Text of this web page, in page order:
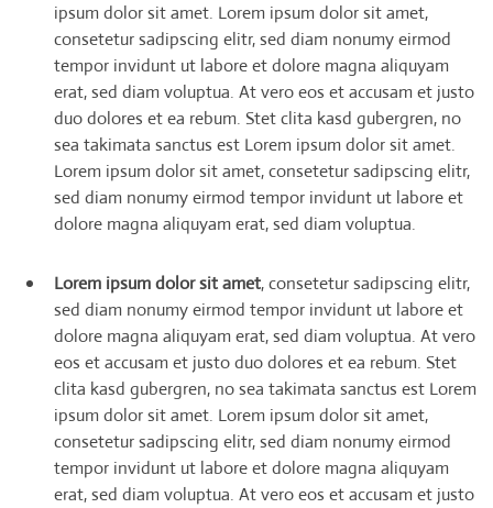
ipsum dolor sit amet. Lorem ipsum dolor sit amet,
consetetur sadipscing elitr, sed diam nonumy eirmod
tempor invidunt ut labore et dolore magna aliquyam
erat, sed diam voluptua. At vero eos et accusam et justo
duo dolores et ea rebum. Stet clita kasd gubergren, no
sea takimata sanctus est Lorem ipsum dolor sit amet.
Lorem ipsum dolor sit amet, consetetur sadipscing elitr,
sed diam nonumy eirmod tempor invidunt ut labore et
dolore magna aliquyam erat, sed diam voluptua.
Lorem ipsum dolor sit amet, consetetur sadipscing elitr,
sed diam nonumy eirmod tempor invidunt ut labore et
dolore magna aliquyam erat, sed diam voluptua. At vero
eos et accusam et justo duo dolores et ea rebum. Stet
clita kasd gubergren, no sea takimata sanctus est Lorem
ipsum dolor sit amet. Lorem ipsum dolor sit amet,
consetetur sadipscing elitr, sed diam nonumy eirmod
tempor invidunt ut labore et dolore magna aliquyam
erat, sed diam voluptua. At vero eos et accusam et justo